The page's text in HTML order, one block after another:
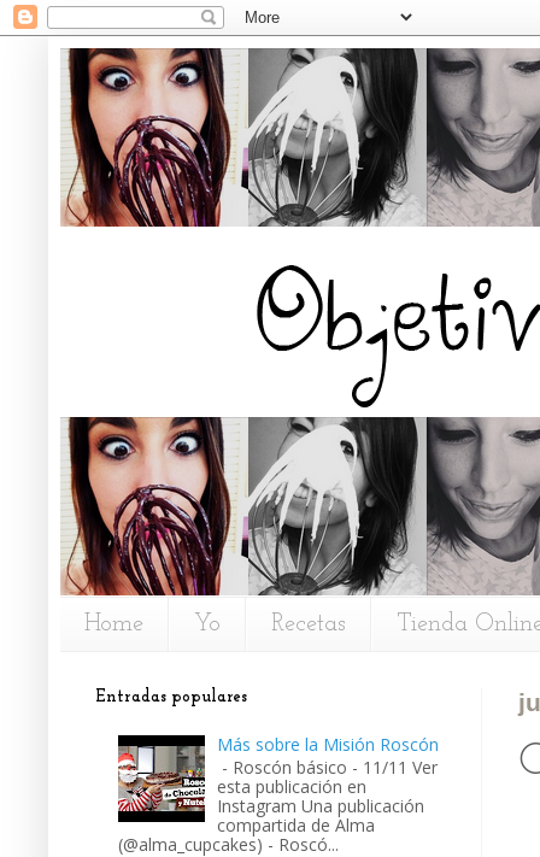
Home Yo Recetas Tienda
Entradas populares
Más sobre la Misión Roscón
- Roscón básico - 11/11 Ver
esta publicación en
Instagram Una publicación
compartida de Alma
(@alma_cupcakes) - Roscó...